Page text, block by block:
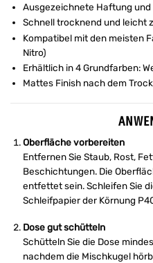
Ausgezeichnete Haftung
Schnell trocknend und leicht
Kompatibel mit den meisten
Nitro)
Erhältlich in 4 Grundfarben:
Mattes Finish nach dem
Oberfläche vorbereiten
Entfernen Sie Staub, Rost,
Beschichtungen. Die
entfettet sein. Schleifen Sie
Schleifpapier der Körnung
Dose gut schütteln
Schütteln Sie die Dose
nachdem die Mischkugel